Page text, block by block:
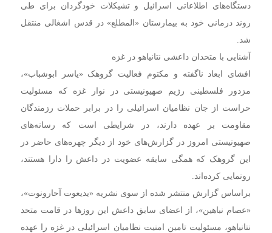
دستگاه‌های اطلاعاتی اسرائیل و تشیکلات خودگردان برای طی
روند درمانی خود به بیمارستان «المطلع» در قدس اشغالی منتقل
شد.
آشنایی با متحدان داعشی نتانیاهو در غزه
افشای ابعاد ناگفته و مکتوم فعالیت گروهک «یاسر ابوشباب»،
مزدور فلسطینی رژیم صهیونیستی در نوار غزه که مسئولیت
حراست از جان نظامیان اسرائیلی را در برابر حملات رزمندگان
مقاومت بر عهده دارند، در شرایطی است که رسانه‌های
صهیونیستی امروز در گزارش‌های خود از دیگر چهره‌های حاضر در
این گروهک که همگی سابقه عضویت در داعش را دارا هستند،
رونمایی کرده‌اند.
براساس گزارش منتشر شده از سوی نشریه «یدیعوت آحارونوت»،
«عصام نباهین»، از اعضای سابق داعش این روزها در قامت متحد
نتانیاهو، مسئولیت تامین امنیت نظامیان اسرائیلی در غزه را عهده